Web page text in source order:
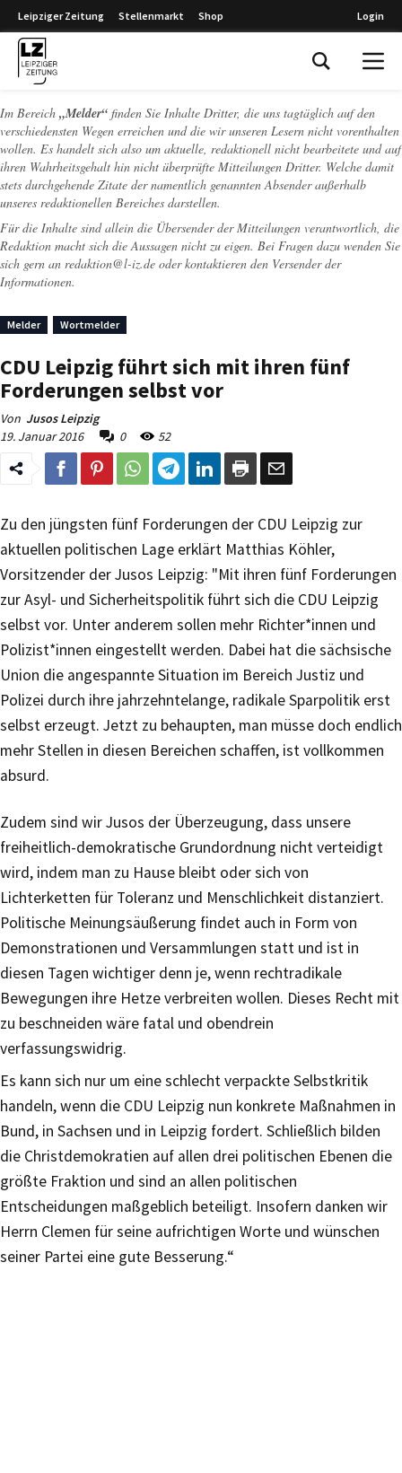
Leipziger Zeitung Stellenmarkt Shop Login
Im Bereich „Melder“ finden Sie Inhalte Dritter, die uns tagtäglich auf den
verschiedensten Wegen erreichen und die wir unseren Lesern nicht vorenthalten
wollen. Es handelt sich also um aktuelle, redaktionell nicht bearbeitete und auf
ihren Wahrheitsgehalt hin nicht überprüfte Mitteilungen Dritter. Welche damit
stets durchgehende Zitate der namentlich genannten Absender außerhalb
unseres redaktionellen Bereiches darstellen.
Für die Inhalte sind allein die Übersender der Mitteilungen verantwortlich, die
Redaktion macht sich die Aussagen nicht zu eigen. Bei Fragen dazu wenden Sie
sich gern an redaktion@l-iz.de oder kontaktieren den Versender der
Informationen.
Melder Wortmelder
CDU Leipzig führt sich mit ihren fünf
Forderungen selbst vor
Von Jusos Leipzig
19. Januar 2016
0 52
Zu den jüngsten fünf Forderungen der CDU Leipzig zur
aktuellen politischen Lage erklärt Matthias Köhler,
Vorsitzender der Jusos Leipzig: "Mit ihren fünf Forderungen
zur Asyl- und Sicherheitspolitik führt sich die CDU Leipzig
selbst vor. Unter anderem sollen mehr Richter*innen und
Polizist*innen eingestellt werden. Dabei hat die sächsische
Union die angespannte Situation im Bereich Justiz und
Polizei durch ihre jahrzehntelange, radikale Sparpolitik erst
selbst erzeugt. Jetzt zu behaupten, man müsse doch endlich
mehr Stellen in diesen Bereichen schaffen, ist vollkommen
absurd.
Zudem sind wir Jusos der Überzeugung, dass unsere
freiheitlich-demokratische Grundordnung nicht verteidigt
wird, indem man zu Hause bleibt oder sich von
Lichterketten für Toleranz und Menschlichkeit distanziert.
Politische Meinungsäußerung findet auch in Form von
Demonstrationen und Versammlungen statt und ist in
diesen Tagen wichtiger denn je, wenn rechtradikale
Bewegungen ihre Hetze verbreiten wollen. Dieses Recht mit
zu beschneiden wäre fatal und obendrein
verfassungswidrig.
Es kann sich nur um eine schlecht verpackte Selbstkritik
handeln, wenn die CDU Leipzig nun konkrete Maßnahmen in
Bund, in Sachsen und in Leipzig fordert. Schließlich bilden
die Christdemokratien auf allen drei politischen Ebenen die
größte Fraktion und sind an allen politischen
Entscheidungen maßgeblich beteiligt. Insofern danken wir
Herrn Clemen für seine aufrichtigen Worte und wünschen
seiner Partei eine gute Besserung.“